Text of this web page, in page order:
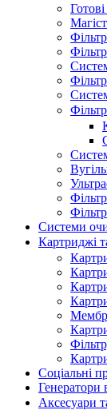
Системи
Картриджі
Соціальні
Генератори
Аксесуари